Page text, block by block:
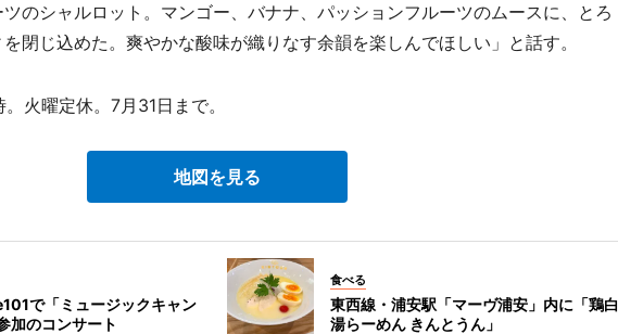
のシャルロット。マンゴー、バナナ、パッションフルーツのムースに、とろ
閉じ込めた。爽やかな酸味が織りなす余韻を楽しんでほしい」と話す。
火曜定休。7月31日まで。
地図を見る
で「ミュージックキャン
加のコンサート
食べる
東西線・浦安駅「マーヴ浦安」内に「鶏白
湯らーめん きんとうん」